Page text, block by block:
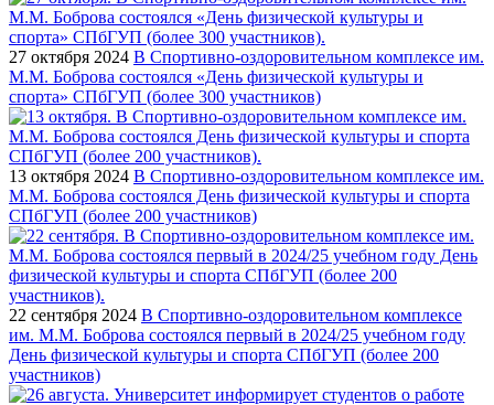
27 октября 2024 В Спортивно-оздоровительном комплексе им.
М.М. Боброва состоялся «День физической культуры и
спорта» СПбГУП (более 300 участников)
13 октября 2024 В Спортивно-оздоровительном комплексе им.
М.М. Боброва состоялся День физической культуры и спорта
СПбГУП (более 200 участников)
22 сентября 2024 В Спортивно-оздоровительном комплексе
им. М.М. Боброва состоялся первый в 2024/25 учебном году
День физической культуры и спорта СПбГУП (более 200
участников)